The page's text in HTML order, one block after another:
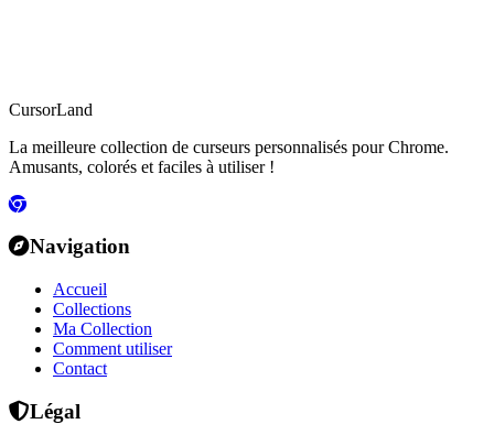
CursorLand
La meilleure collection de curseurs personnalisés pour Chrome.
Amusants, colorés et faciles à utiliser !
Navigation
Accueil
Collections
Ma Collection
Comment utiliser
Contact
Légal